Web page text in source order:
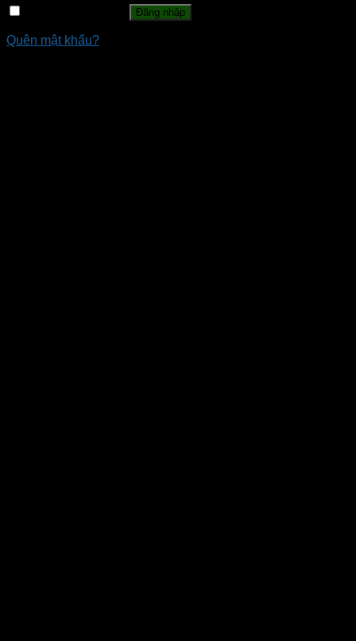
Đăng nhập
Quên mật khẩu?